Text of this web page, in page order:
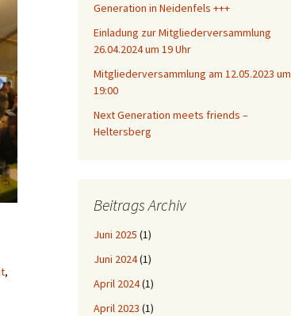
,
Generation in Neidenfels +++
Einladung zur Mitgliederversammlung
26.04.2024 um 19 Uhr
Mitgliederversammlung am 12.05.2023 um
19:00
Next Generation meets friends –
Heltersberg
Beitrags Archiv
Juni 2025 (1)
Juni 2024(1)
April 2024(1)
April 2023 (1)